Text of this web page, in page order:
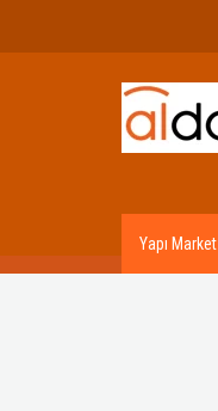
Yapı Market